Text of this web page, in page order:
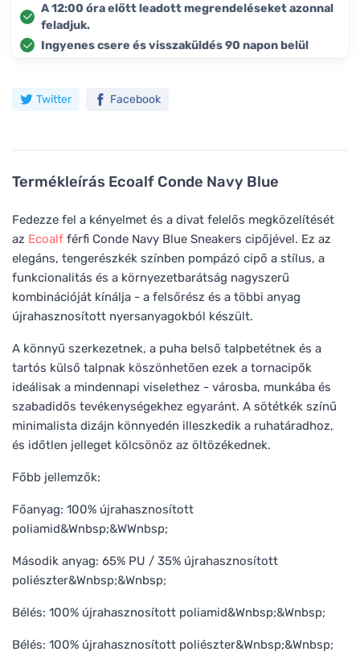
Termékleírás Ecoalf Conde Navy Blue
Fedezze fel a kényelmet és a divat felelős megközelítését
az Ecoalf férfi Conde Navy Blue Sneakers cipőjével. Ez az
elegáns, tengerészkék színben pompázó cipő a stílus, a
funkcionalitás és a környezetbarátság nagyszerű
kombinációját kínálja - a felsőrész és a többi anyag
újrahasznosított nyersanyagokból készült.
A könnyű szerkezetnek, a puha belső talpbetétnek és a
tartós külső talpnak köszönhetően ezek a tornacipők
ideálisak a mindennapi viselethez - városba, munkába és
szabadidős tevékenységekhez egyaránt. A sötétkék színű
minimalista dizájn könnyedén illeszkedik a ruhatáradhoz,
és időtlen jelleget kölcsönöz az öltözékednek.
Főbb jellemzők:
Főanyag: 100% újrahasznosított
poliamid&Wnbsp;&WWnbsp;
Második anyag: 65% PU / 35% újrahasznosított
poliészter&Wnbsp;&Wnbsp;
Bélés: 100% újrahasznosított poliamid&Wnbsp;&Wnbsp;
Bélés: 100% újrahasznosított poliészter&Wnbsp;&Wnbsp;
A 12:00 óra előtt leadott megrendeléseket azonnal
feladjuk.
Ingyenes csere és visszaküldés 90 napon belül
Twitter Facebook